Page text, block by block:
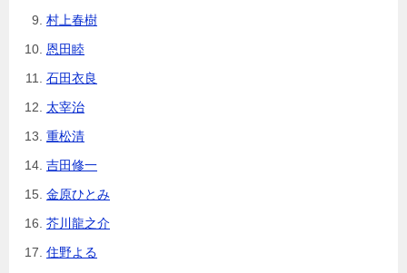
村上春樹
恩田睦
石田衣良
太宰治
重松清
吉田修一
金原ひとみ
芥川龍之介
住野よる